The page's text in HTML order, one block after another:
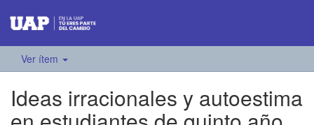
Ver ítem
Ideas irracionales y autoestima